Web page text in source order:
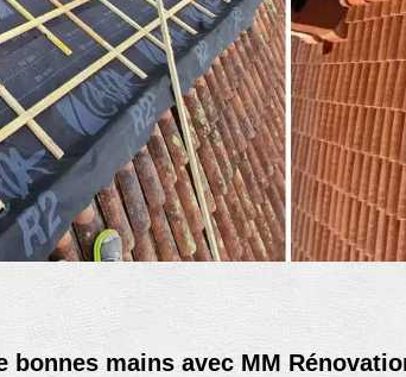
bonnes mains avec MM